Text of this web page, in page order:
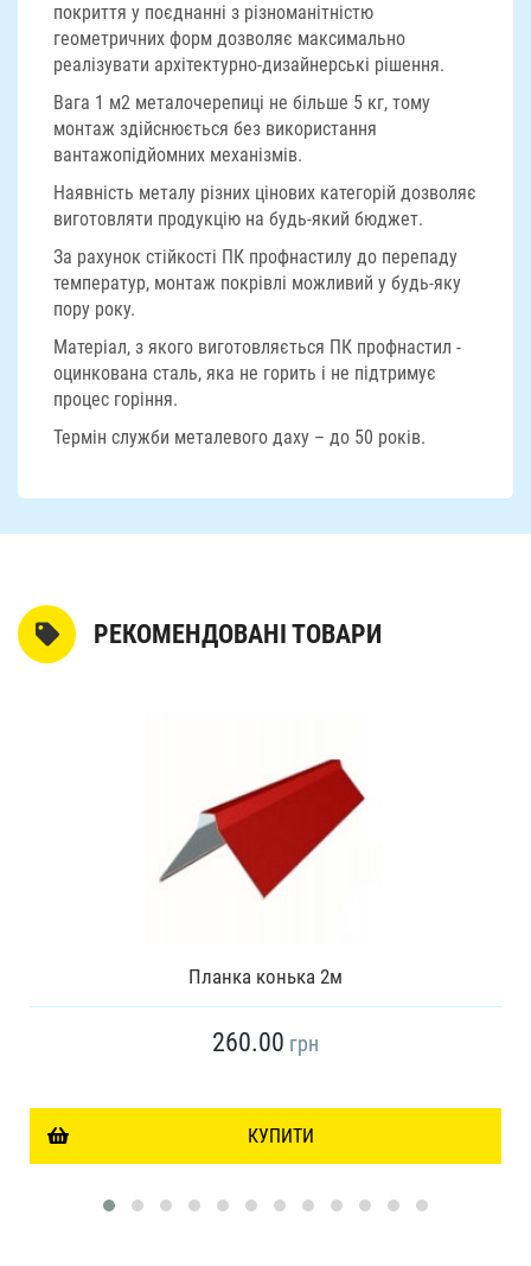
покриття у поєднанні з різноманітністю
геометричних форм дозволяє максимально
реалізувати архітектурно-дизайнерські рішення.
Вага 1 м2 металочерепиці не більше 5 кг, тому
монтаж здійснюється без використання
вантажопідйомних механізмів.
Наявність металу різних цінових категорій дозволяє
виготовляти продукцію на будь-який бюджет.
За рахунок стійкості ПК профнастилу до перепаду
температур, монтаж покрівлі можливий у будь-яку
пору року.
Матеріал, з якого виготовляється ПК профнастил -
оцинкована сталь, яка не горить і не підтримує
процес горіння.
Термін служби металевого даху – до 50 років.
РЕКОМЕНДОВАНІ ТОВАРИ
Планка конька 2м
260.00 грн
КУПИТИ